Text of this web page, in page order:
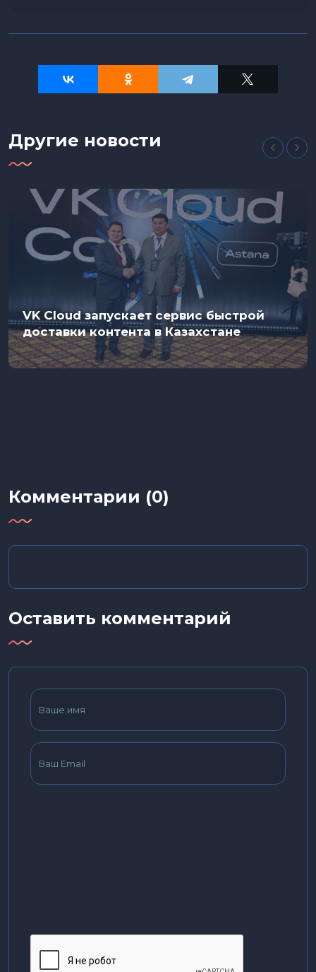
Другие новости
VK Cloud запускает сервис быстрой
доставки контента в Казахстане
Комментарии (0)
Оставить комментарий